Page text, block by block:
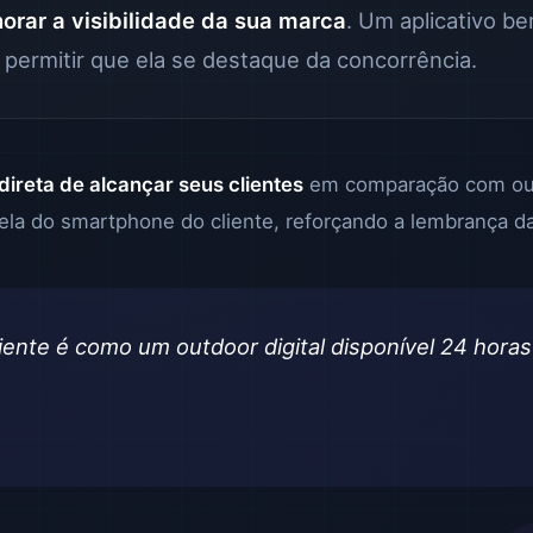
a visibilidade da sua marca. Um aplicativo
que ela se destaque da concorrência.
de alcançar seus clientes em comparação com
do smartphone do cliente, reforçando a lembrança
é como um outdoor digital disponível 24